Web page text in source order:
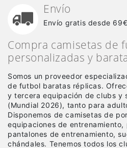
Envío
Envío gratis desde
Compra camisetas de
personalizadas y
Somos un proveedor
de futbol baratas réplicas.
y tercera equipación de clubs y
(Mundial 2026), tanto para
Disponemos de camisetas de
equipaciones de entrenamiento,
pantalones de entrenamiento,
chándales. Tenemos todos los